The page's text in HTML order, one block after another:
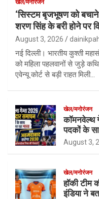
खेल/मनोरंजन
‘सिस्टम बृजभूषण को
शरण सिंह के बरी होने पर
August 3, 2026
नई दिल्ली। भारतीय कुश्ती
को महिला पहलवानों से जुड़े
एवेन्यू कोर्ट से बड़ी राहत मिली…
खेल/मनोरंजन
कॉमनवेल्थ
पदकों के
August 3,
खेल/मनोरंजन
हॉकी टीम
इंडिया ने